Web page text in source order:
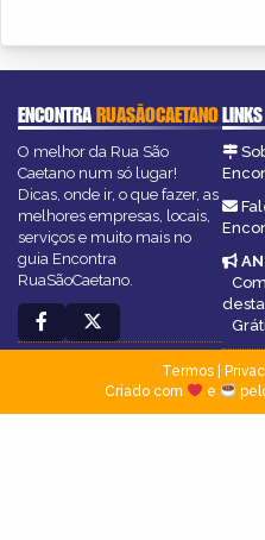
ENCONTRARUASÃOCAETANO
O melhor da Rua São
Caetano num só lugar!
Dicas, onde ir, o que fazer, as
melhores empresas, locais,
serviços e muito mais no
guia Encontra
RuaSãoCaetano.
Com
Termos|
Criado com
e